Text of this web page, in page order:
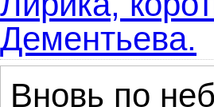
Дементьева.
Вновь по